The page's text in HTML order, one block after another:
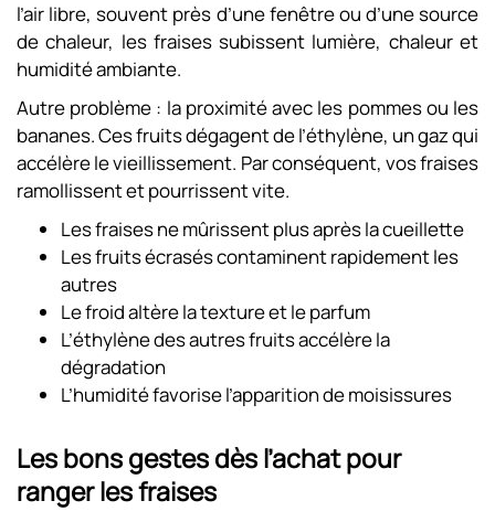
l’air libre, souvent près d’une fenêtre ou d’une source
de chaleur, les fraises subissent lumière, chaleur et
humidité ambiante.
Autre problème : la proximité avec les pommes ou les
bananes. Ces fruits dégagent de l’éthylène, un gaz qui
accélère le vieillissement. Par conséquent, vos fraises
ramollissent et pourrissent vite.
Les fraises ne mûrissent plus après la cueillette
Les fruits écrasés contaminent rapidement les
autres
Le froid altère la texture et le parfum
L’éthylène des autres fruits accélère la
dégradation
L’humidité favorise l’apparition de moisissures
Les bons gestes dès l’achat pour
ranger les fraises